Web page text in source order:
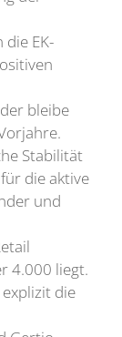
EK-
bleibe
Stabilität
die aktive
und
4.000 liegt.
die